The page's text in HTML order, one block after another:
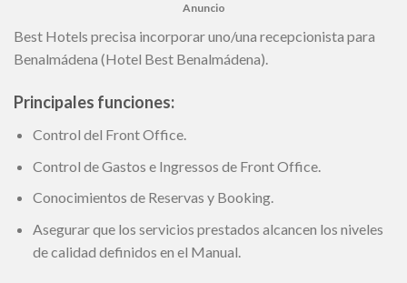
Anuncio
Best Hotels precisa incorporar uno/una recepcionista para
Benalmádena (Hotel Best Benalmádena).
Principales funciones:
Control del Front Office.
Control de Gastos e Ingressos de Front Office.
Conocimientos de Reservas y Booking.
Asegurar que los servicios prestados alcancen los niveles
de calidad definidos en el Manual.